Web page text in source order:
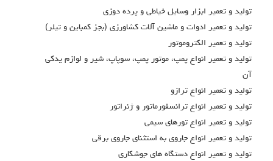
توليد و تعمير ابزار وسايل خياطي و پرده دوزي
توليد و تعمير ادوات و ماشين آلات كشاورزي (بجز كمباين و تيلر)
توليد و تعمير الكتروموتور
توليد و تعمير انواع پمپ، موتور پمپ، سوپاپ، شير و لوازم يدكي
آن
توليد و تعمير انواع ترازو
توليد و تعمير انواع ترانسفورماتور و ژنراتور
توليد و تعمير انواع تورهاي سيمي
توليد و تعمير انواع جاروي به استثناي جاروي برقي
توليد و تعمير انواع دستگاه هاي جوشكاري